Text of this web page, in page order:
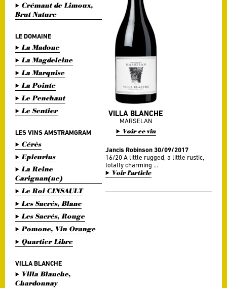
Crémant de Limoux,
Brut Nature
LE DOMAINE
La Madone
La Magdeleine
La Marquise
La Pointe
Le Penchant
Le Sentier
LES VINS AMSTRAMGRAM
Cérès
Epicurius
La Reine
Carignan(ne)
Le Roi CINSAULT
Les Sacrés, Blanc
Les Sacrés, Rouge
Pomone, Vin Orange
Quartier Libre
VILLA BLANCHE
Villa Blanche,
Chardonnay
VILLA BLANCHE
MARSELAN
Voir ce vin
Jancis Robinson 30/09/2017
16/20 A little rugged, a little rustic,
totally charming ...
Voir l'article